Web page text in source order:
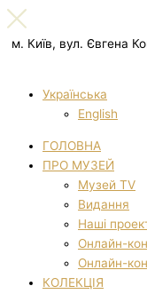
м. Київ, вул. Євгена
Українська
English
ГОЛОВНА
ПРО МУЗЕЙ
Музей TV
Видання
Наші
Онлайн-
Онлайн-
КОЛЕКЦІЯ